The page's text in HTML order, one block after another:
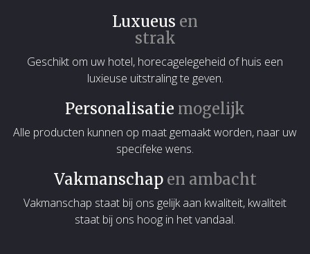
Luxueus en
strak
Geschikt om uw hotel, horecagelegeheid of huis een
luxieuse uitstraling te geven.
Personalisatie mogelijk
Alle producten kunnen op maat gemaakt worden, naar uw
specifeke wens.
Vakmanschapen ambacht
Vakmanschap staat bij ons gelijk aan kwaliteit, kwaliteit
staat bij ons hoog in het vandaal.